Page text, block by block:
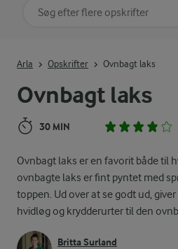
Ovnbagt laks
30 MIN
Ovnbagt laks er en favorit både til
ovnbagte laks er fint pyntet med
toppen. Ud over at se godt ud,
hvidløg og krydderurter til den
Britta Surland
Arla Opskrifter Ovnbagt laks
Søg på kategori